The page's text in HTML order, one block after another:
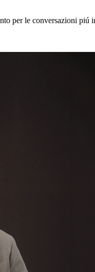
per le conversazioni piú